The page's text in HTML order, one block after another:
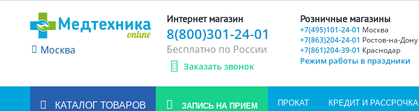
Москва
Интернет магазин
8(800)301-24-01
Бесплатно по России
Заказать звонок
Розничные магазины
+7(495)101-24-01 Москва
+7(863)204-24-01 Ростов-на-Дону
+7(861)204-39-01 Краснодар
Режим работы в праздники
КАТАЛОГ ТОВАРОВ ЗАПИСЬ НА ПРИЕМ ПРОКАТ КРЕДИТ И РАССРОЧКА